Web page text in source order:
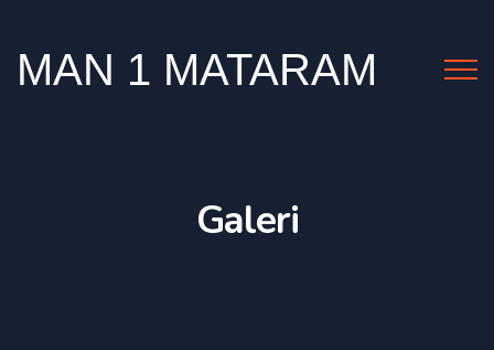
MAN 1 MATARAM
Galeri